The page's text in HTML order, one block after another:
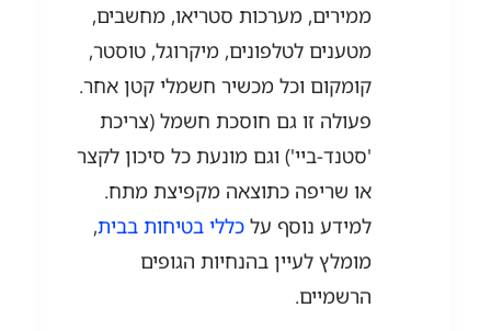
ממירים, מערכות סטריאו, מחשבים,
מטענים לטלפונים, מיקרוגל, טוסטר,
קומקום וכל מכשיר חשמלי קטן אחר.
פעולה זו גם חוסכת חשמל (צריכת
'סטנד-ביי') וגם מונעת כל סיכון לקצר
או שריפה כתוצאה מקפיצת מתח.
למידע נוסף על כללי בטיחות בבית,
מומלץ לעיין בהנחיות הגופים
הרשמיים.